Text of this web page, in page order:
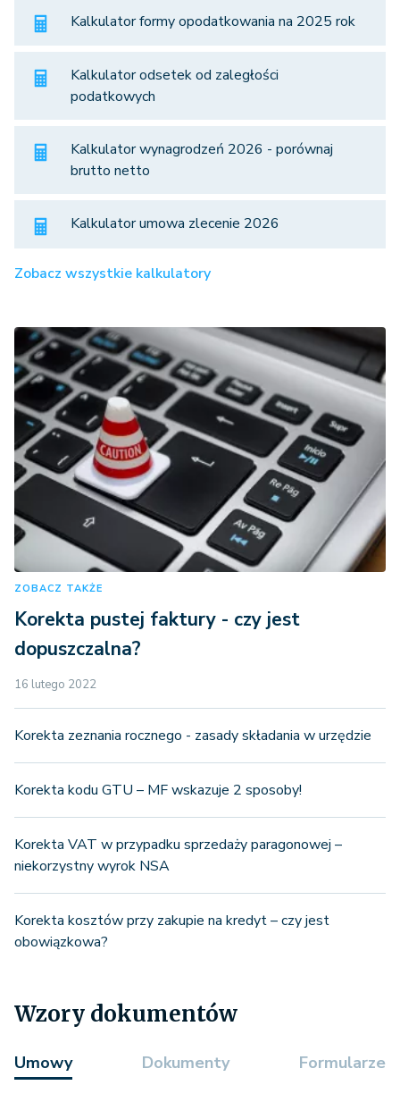
Kalkulator formy opodatkowania na 2025 rok
Kalkulator odsetek od zaległości
podatkowych
Kalkulator wynagrodzeń 2026 - porównaj
brutto netto
Kalkulator umowa zlecenie 2026
Zobacz wszystkie kalkulatory
ZOBACZ TAKŻE
Korekta pustej faktury - czy jest
dopuszczalna?
16 lutego 2022
Korekta zeznania rocznego - zasady składania w urzędzie
Korekta kodu GTU – MF wskazuje 2 sposoby!
Korekta VAT w przypadku sprzedaży paragonowej –
niekorzystny wyrok NSA
Korekta kosztów przy zakupie na kredyt – czy jest
obowiązkowa?
Wzory dokumentów
Umowy Dokumenty Formularze